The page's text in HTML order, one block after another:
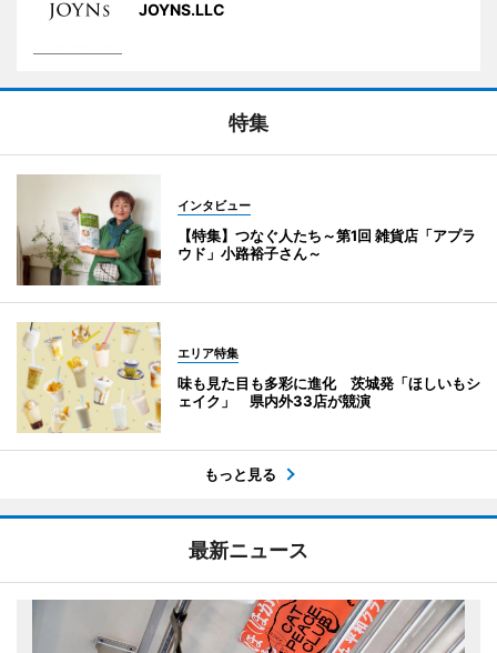
JOYNS.LLC
特集
インタビュー
【特集】つなぐ人たち～第1回 雑貨店「アプラ
ウド」小路裕子さん～
エリア特集
味も見た目も多彩に進化 茨城発「ほしいもシ
ェイク」 県内外33店が競演
もっと見る
最新ニュース